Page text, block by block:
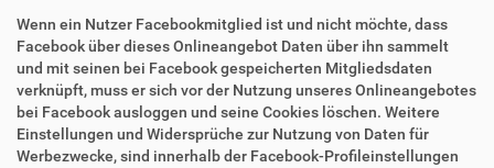
Wenn ein Nutzer Facebookmitglied ist und nicht möchte, dass
Facebook über dieses Onlineangebot Daten über ihn sammelt
und mit seinen bei Facebook gespeicherten Mitgliedsdaten
verknüpft, muss er sich vor der Nutzung unseres Onlineangebotes
bei Facebook ausloggen und seine Cookies löschen. Weitere
Einstellungen und Widersprüche zur Nutzung von Daten für
Werbezwecke, sind innerhalb der Facebook-Profileinstellungen